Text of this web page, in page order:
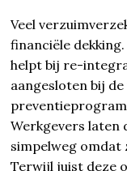
Veel
financiële
helpt bij re-
aangesloten bij
Werkgevers laten
simpelweg omdat
Terwijl juist deze